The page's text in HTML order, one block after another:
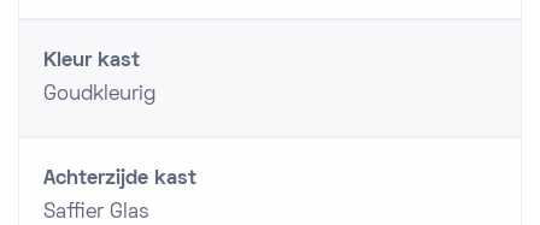
Kleur kast
Goudkleurig
Achterzijde kast
Saffier Glas